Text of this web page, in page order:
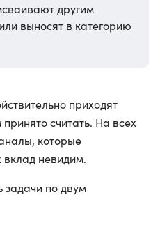
другим
выносят в категорию
приходят
считать. На всех
которые
вклад невидим.
задачи по двум